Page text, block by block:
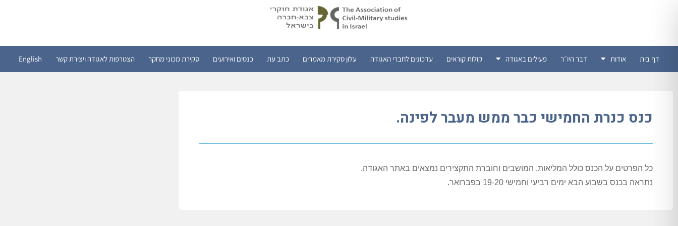
דף בית אודות דבר היו״ר פעילים באגודה קולות קוראים עדכונים לחברי האגודה עלון סקירת מאמרים כתב עת כנסים ואירועים סקירת מכוני מחקר הצטרפות לאגודה ויצירת קשר English
כנס כנרת החמישי כבר ממש מעבר לפינה.
כל הפרטים על הכנס כולל המליאות, המושבים וחוברת התקצירים נמצאים באתר האגודה.
נתראה בכנס בשבוע הבא ימים רביעי וחמישי 19-20 בפברואר.